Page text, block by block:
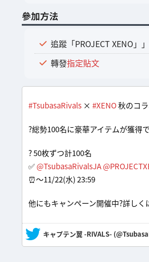
參加方法
追蹤「PROJECT XENO」
轉發指定貼文
#TsubasaRivals× #XENO秋のコラ
?総勢100名に豪華アイテムが獲得
? 50枚ずつ計100名
✅@TsubasaRivalsJA
⏰～11/22(水) 23:59
他にもキャンペーン開催中?詳し
— キャプテン翼 -RIVALS-